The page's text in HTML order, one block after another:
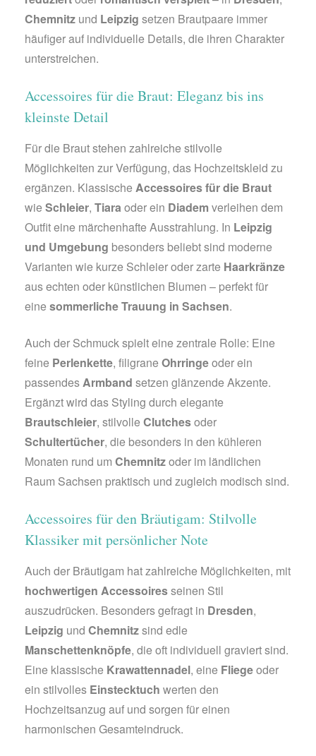
Chemnitz und Leipzig setzen Brautpaare immer
häufiger auf individuelle Details, die ihren Charakter
unterstreichen.
Accessoires für die Braut: Eleganz bis ins
kleinste Detail
Für die Braut stehen zahlreiche stilvolle
Möglichkeiten zur Verfügung, das Hochzeitskleid zu
ergänzen. Klassische Accessoires für die Braut
wie Schleier, Tiara oder ein Diadem verleihen dem
Outfit eine märchenhafte Ausstrahlung. In Leipzig
und Umgebung besonders beliebt sind moderne
Varianten wie kurze Schleier oder zarte Haarkränze
aus echten oder künstlichen Blumen – perfekt für
eine sommerliche Trauung in Sachsen.
Auch der Schmuck spielt eine zentrale Rolle: Eine
feine Perlenkette, filigrane Ohrringeoder ein
passendes Armband setzen glänzende Akzente.
Ergänzt wird das Styling durch elegante
Brautschleier, stilvolle Clutchesoder
Schultertücher, die besonders in den kühleren
Monaten rund um Chemnitzoder im ländlichen
Raum Sachsen praktisch und zugleich modisch sind.
Accessoires für den Bräutigam: Stilvolle
Klassiker mit persönlicher Note
Auch der Bräutigam hat zahlreiche Möglichkeiten, mit
hochwertigen Accessoiresseinen Stil
auszudrücken. Besonders gefragt in Dresden,
Leipzig und Chemnitzsind edle
Manschettenknöpfe, die oft individuell graviert sind.
Eine klassische Krawattennadel, eine Fliegeoder
ein stilvolles Einstecktuch werten den
Hochzeitsanzug auf und sorgen für einen
harmonischen Gesamteindruck.